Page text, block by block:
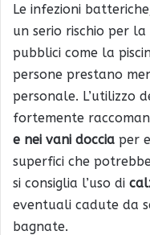
Le infezioni
un serio rischio per
pubblici come la
persone prestano
personale. L’utilizzo
fortemente
e nei vani doccia per
superfici che
si consiglia l’uso di
eventuali cadute da
bagnate.